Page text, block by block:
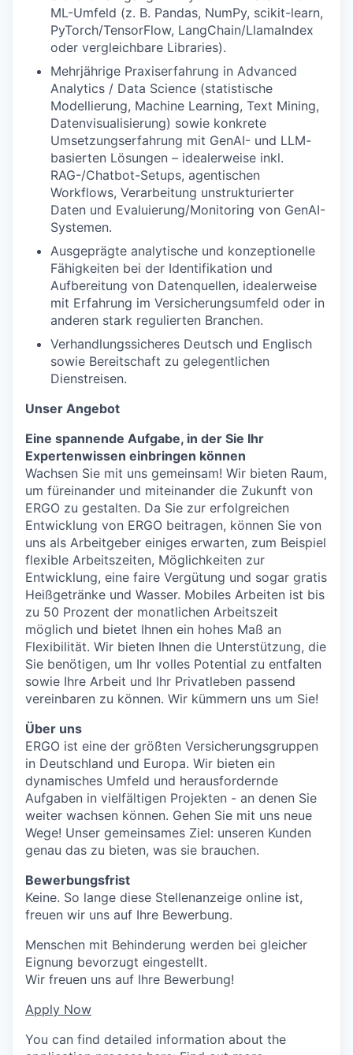
ML-Umfeld (z. B. Pandas, NumPy, scikit-learn,
PyTorch/TensorFlow, LangChain/LlamaIndex
oder vergleichbare Libraries).
Mehrjährige Praxiserfahrung in Advanced
Analytics / Data Science (statistische
Modellierung, Machine Learning, Text Mining,
Datenvisualisierung) sowie konkrete
Umsetzungserfahrung mit GenAI- und LLM-
basierten Lösungen – idealerweise inkl.
RAG-/Chatbot-Setups, agentischen
Workflows, Verarbeitung unstrukturierter
Daten und Evaluierung/Monitoring von GenAI-
Systemen.
Ausgeprägte analytische und konzeptionelle
Fähigkeiten bei der Identifikation und
Aufbereitung von Datenquellen, idealerweise
mit Erfahrung im Versicherungsumfeld oder in
anderen stark regulierten Branchen.
Verhandlungssicheres Deutsch und Englisch
sowie Bereitschaft zu gelegentlichen
Dienstreisen.
Unser Angebot
Eine spannende Aufgabe, in der Sie Ihr
Expertenwissen einbringen können
Wachsen Sie mit uns gemeinsam! Wir bieten Raum,
um füreinander und miteinander die Zukunft von
ERGO zu gestalten. Da Sie zur erfolgreichen
Entwicklung von ERGO beitragen, können Sie von
uns als Arbeitgeber einiges erwarten, zum Beispiel
flexible Arbeitszeiten, Möglichkeiten zur
Entwicklung, eine faire Vergütung und sogar gratis
Heißgetränke und Wasser. Mobiles Arbeiten ist bis
zu 50 Prozent der monatlichen Arbeitszeit
möglich und bietet Ihnen ein hohes Maß an
Flexibilität. Wir bieten Ihnen die Unterstützung, die
Sie benötigen, um Ihr volles Potential zu entfalten
sowie Ihre Arbeit und Ihr Privatleben passend
vereinbaren zu können. Wir kümmern uns um Sie!
Über uns
ERGO ist eine der größten Versicherungsgruppen
in Deutschland und Europa. Wir bieten ein
dynamisches Umfeld und herausfordernde
Aufgaben in vielfältigen Projekten - an denen Sie
weiter wachsen können. Gehen Sie mit uns neue
Wege! Unser gemeinsames Ziel: unseren Kunden
genau das zu bieten, was sie brauchen.
Bewerbungsfrist
Keine. So lange diese Stellenanzeige online ist,
freuen wir uns auf Ihre Bewerbung.
Menschen mit Behinderung werden bei gleicher
Eignung bevorzugt eingestellt.
Wir freuen uns auf Ihre Bewerbung!
Apply Now
You can find detailed information about the